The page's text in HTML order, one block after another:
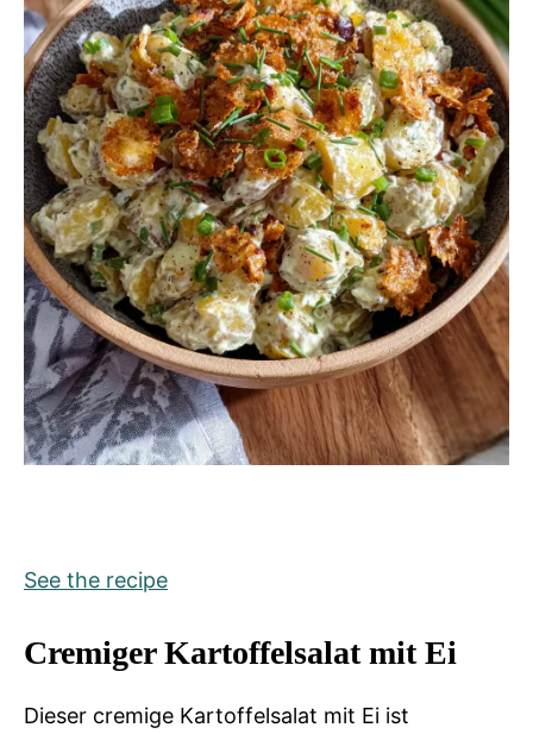
See the recipe
Cremiger Kartoffelsalat mit Ei
Dieser cremige Kartoffelsalat mit Ei ist